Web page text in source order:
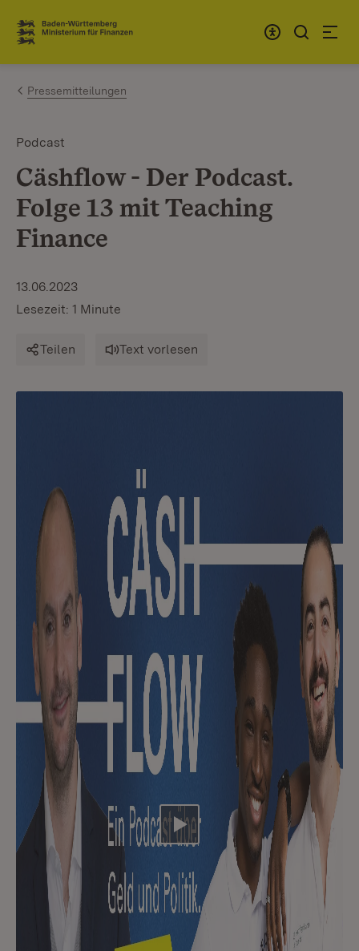
Zum Inhalt springen
Link zur Startseite
Pressemitteilungen
Podcast
Cäshflow - Der Podcast.
Folge 13 mit Teaching
Finance
13.06.2023
Lesezeit: 1 Minute
Teilen Text vorlesen
Video abspielen